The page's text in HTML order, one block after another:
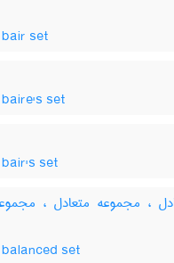
bair set
baire's set
bair's set
، مجموعه متعادل ،
balanced set